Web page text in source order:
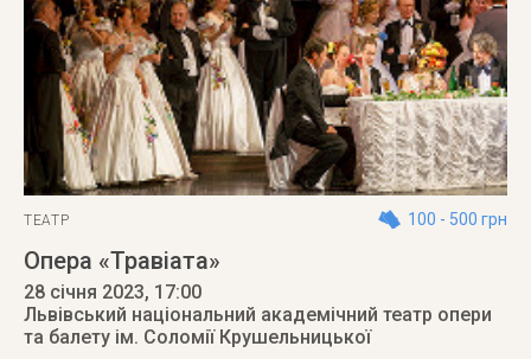
ТЕАТР 100 - 500 грн
Опера «Травіата»
28 січня 2023, 17:00
Львівський національний академічний театр опери
та балету ім. Соломії Крушельницької